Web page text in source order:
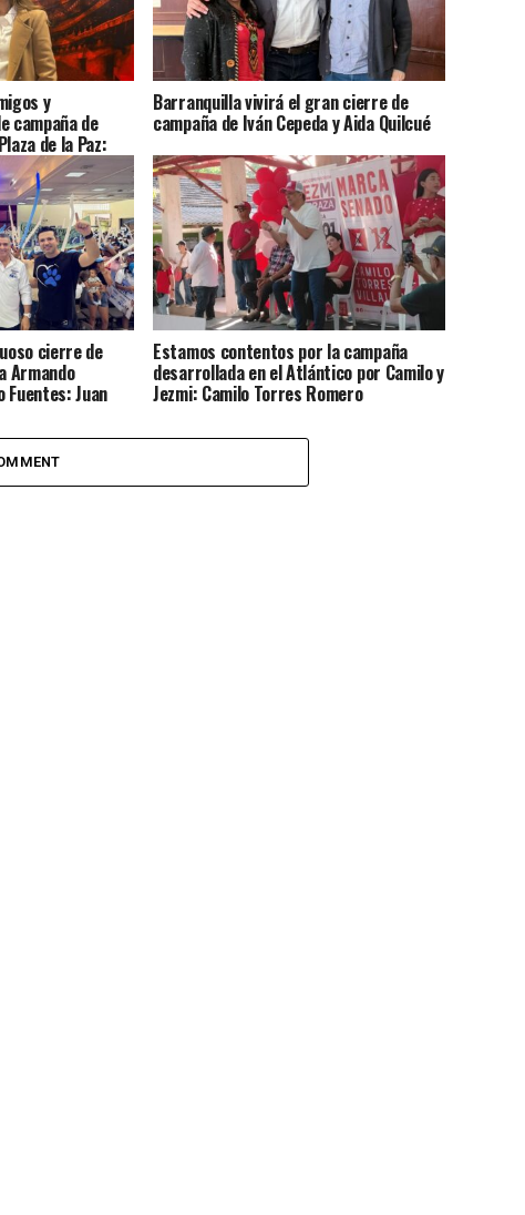
y
campaña de
de la Paz:
Barranquilla vivirá el gran cierre de
campaña de Iván Cepeda y Aida Quilcué
cierre de
Armando
Fuentes: Juan
Estamos contentos por la campaña
desarrollada en el Atlántico por Camilo y
Jezmi: Camilo Torres Romero